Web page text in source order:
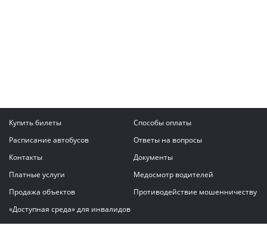
Купить билеты
Способы оплаты
Расписание автобусов
Ответы на вопросы
Контакты
Документы
Платные услуги
Медосмотр водителей
Продажа объектов
Противодействие мошенничеству
«Доступная среда» для инвалидов